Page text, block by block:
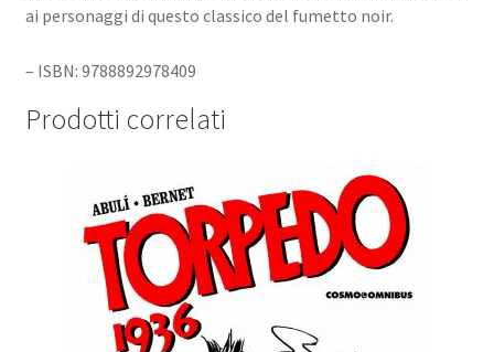
ai personaggi di questo classico del fumetto noir.
– ISBN: 9788892978409
Prodotti correlati